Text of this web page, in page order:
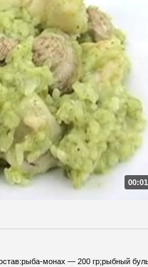
монах — 200 гр;рыбный